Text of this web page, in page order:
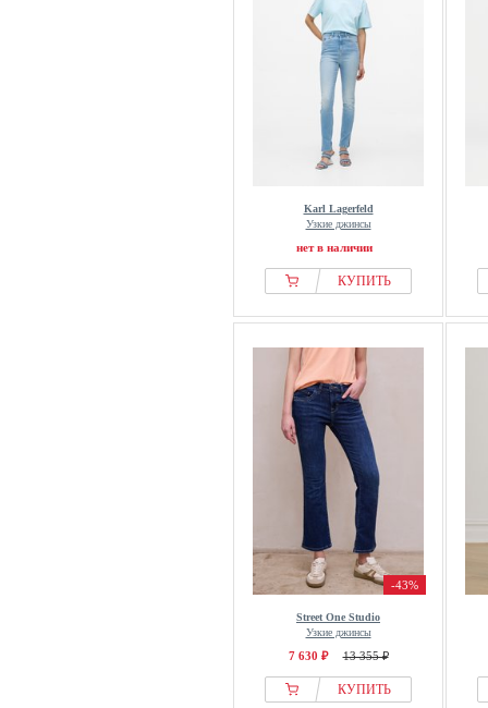
Karl Lagerfeld
Узкие джинсы
нет в наличии
КУПИТЬ
-43%
Street One Studio
Узкие джинсы
7 630 ₽ 13 355 ₽
КУПИТЬ